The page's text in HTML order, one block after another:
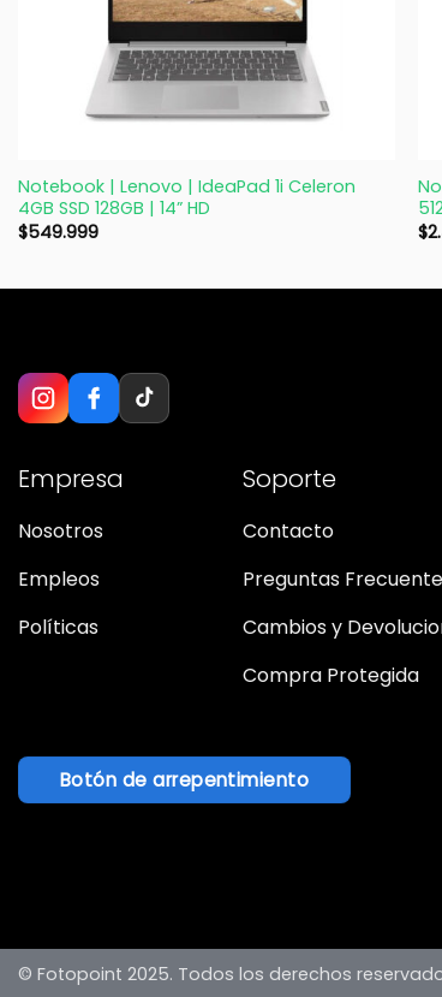
Notebook | Lenovo | IdeaPad 1i Celeron
4GB SSD 128GB | 14” HD
$549.999
$
Empresa
Nosotros
Empleos
Políticas
Soporte
Contacto
Preguntas
Cambios y
Compra Protegida
Botón de arrepentimiento
© Fotopoint 2025. Todos los derechos